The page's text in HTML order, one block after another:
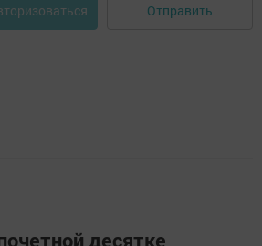
Отправить
десятке